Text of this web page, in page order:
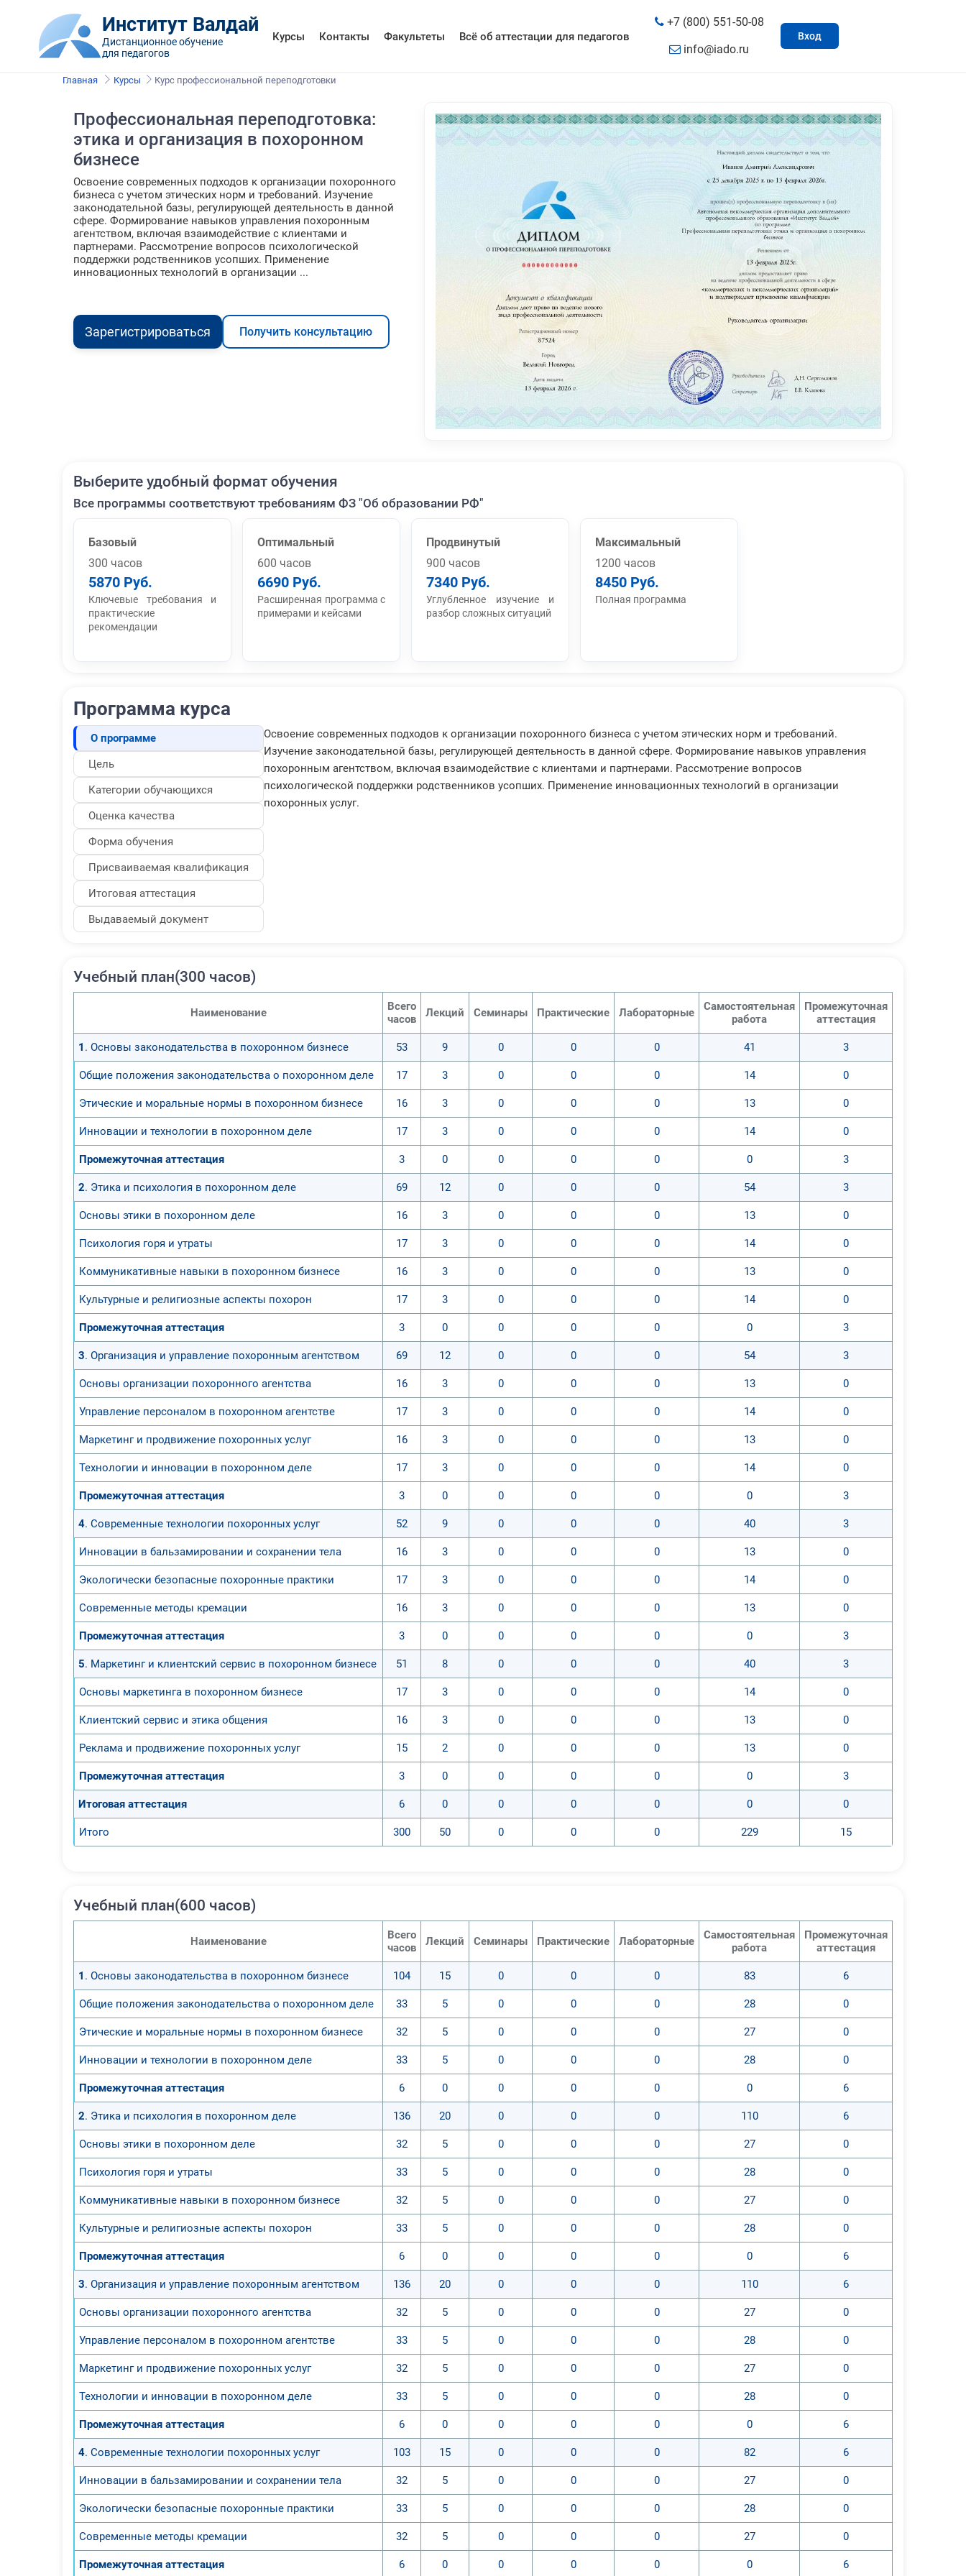
Институт Валдай
Дистанционное обучение
для педагогов
Курсы Контакты Факультеты Всё об аттестации для педагогов
+7 (800) 551-50-08
info@iado.ru
Вход
Главная Курсы Курс профессиональной переподготовки
Профессиональная переподготовка:
этика и организация в похоронном
бизнесе
Освоение современных подходов к организации похоронного
бизнеса с учетом этических норм и требований. Изучение
законодательной базы, регулирующей деятельность в данной
сфере. Формирование навыков управления похоронным
агентством, включая взаимодействие с клиентами и
партнерами. Рассмотрение вопросов психологической
поддержки родственников усопших. Применение
инновационных технологий в организации ...
Зарегистрироваться Получить консультацию
Выберите удобный формат обучения
Все программы соответствуют требованиям ФЗ "Об образовании РФ"
Базовый
300 часов
5870 Руб.
Ключевые требования и
практические
рекомендации
Оптимальный
600 часов
6690 Руб.
Расширенная программа с
примерами и кейсами
Продвинутый
900 часов
7340 Руб.
Углубленное изучение и
разбор сложных ситуаций
Максимальный
1200 часов
8450 Руб.
Полная программа
Программа курса
О программе
Цель
Категории обучающихся
Оценка качества
Форма обучения
Присваиваемая квалификация
Итоговая аттестация
Выдаваемый документ
Освоение современных подходов к организации похоронного бизнеса с учетом этических норм и требований.
Изучение законодательной базы, регулирующей деятельность в данной сфере. Формирование навыков управления
похоронным агентством, включая взаимодействие с клиентами и партнерами. Рассмотрение вопросов
психологической поддержки родственников усопших. Применение инновационных технологий в организации
похоронных услуг.
Учебный план(300 часов)
Наименование
Всего
часов
Лекций Семинары Практические Лабораторные
Самостоятельная
работа
Промежуточная
аттестация
1 . Основы законодательства в похоронном бизнесе 53 9 0 0 0 41 3
Общие положения законодательства о похоронном деле 17 3 0 0 0 14 0
Этические и моральные нормы в похоронном бизнесе 16 3 0 0 0 13 0
Инновации и технологии в похоронном деле 17 3 0 0 0 14 0
Промежуточная аттестация 3 0 0 0 0 0 3
2. Этика и психология в похоронном деле 69 12 0 0 0 54 3
Основы этики в похоронном деле 16 3 0 0 0 13 0
Психология горя и утраты 17 3 0 0 0 14 0
Коммуникативные навыки в похоронном бизнесе 16 3 0 0 0 13 0
Культурные и религиозные аспекты похорон 17 3 0 0 0 14 0
Промежуточная аттестация 3 0 0 0 0 0 3
3. Организация и управление похоронным агентством 69 12 0 0 0 54 3
Основы организации похоронного агентства 16 3 0 0 0 13 0
Управление персоналом в похоронном агентстве 17 3 0 0 0 14 0
Маркетинг и продвижение похоронных услуг 16 3 0 0 0 13 0
Технологии и инновации в похоронном деле 17 3 0 0 0 14 0
Промежуточная аттестация 3 0 0 0 0 0 3
4. Современные технологии похоронных услуг 52 9 0 0 0 40 3
Инновации в бальзамировании и сохранении тела 16 3 0 0 0 13 0
Экологически безопасные похоронные практики 17 3 0 0 0 14 0
Современные методы кремации 16 3 0 0 0 13 0
Промежуточная аттестация 3 0 0 0 0 0 3
5. Маркетинг и клиентский сервис в похоронном бизнесе 51 8 0 0 0 40 3
Основы маркетинга в похоронном бизнесе 17 3 0 0 0 14 0
Клиентский сервис и этика общения 16 3 0 0 0 13 0
Реклама и продвижение похоронных услуг 15 2 0 0 0 13 0
Промежуточная аттестация 3 0 0 0 0 0 3
Итоговая аттестация 6 0 0 0 0 0 0
Итого 300 50 0 0 0 229 15
Учебный план(600 часов)
Наименование
Всего
часов
Лекций Семинары Практические Лабораторные
Самостоятельная
работа
Промежуточная
аттестация
1 . Основы законодательства в похоронном бизнесе 104 15 0 0 0 83 6
Общие положения законодательства о похоронном деле 33 5 0 0 0 28 0
Этические и моральные нормы в похоронном бизнесе 32 5 0 0 0 27 0
Инновации и технологии в похоронном деле 33 5 0 0 0 28 0
Промежуточная аттестация 6 0 0 0 0 0 6
2. Этика и психология в похоронном деле 136 20 0 0 0 110 6
Основы этики в похоронном деле 32 5 0 0 0 27 0
Психология горя и утраты 33 5 0 0 0 28 0
Коммуникативные навыки в похоронном бизнесе 32 5 0 0 0 27 0
Культурные и религиозные аспекты похорон 33 5 0 0 0 28 0
Промежуточная аттестация 6 0 0 0 0 0 6
3. Организация и управление похоронным агентством 136 20 0 0 0 110 6
Основы организации похоронного агентства 32 5 0 0 0 27 0
Управление персоналом в похоронном агентстве 33 5 0 0 0 28 0
Маркетинг и продвижение похоронных услуг 32 5 0 0 0 27 0
Технологии и инновации в похоронном деле 33 5 0 0 0 28 0
Промежуточная аттестация 6 0 0 0 0 0 6
4. Современные технологии похоронных услуг 103 15 0 0 0 82 6
Инновации в бальзамировании и сохранении тела 32 5 0 0 0 27 0
Экологически безопасные похоронные практики 33 5 0 0 0 28 0
Современные методы кремации 32 5 0 0 0 27 0
Промежуточная аттестация 6 0 0 0 0 0 6